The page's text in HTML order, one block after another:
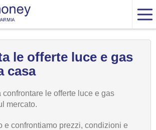
le offerte luce e gas
casa
confrontare le offerte luce e gas
mercato.
e confrontiamo prezzi, condizioni e